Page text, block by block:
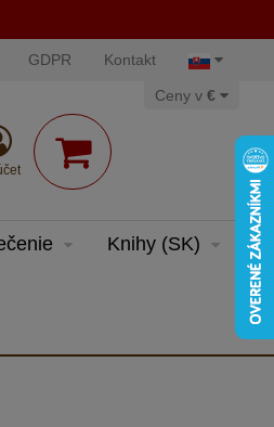
GDPR Kontakt
Ceny v €
Knihy (SK)